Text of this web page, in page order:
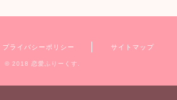
プライバシーポリシー サイトマップ
© 2018 恋愛ふりーくす.